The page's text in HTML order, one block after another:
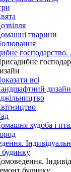
тварини
всі
дизайн
худоба і
будинку